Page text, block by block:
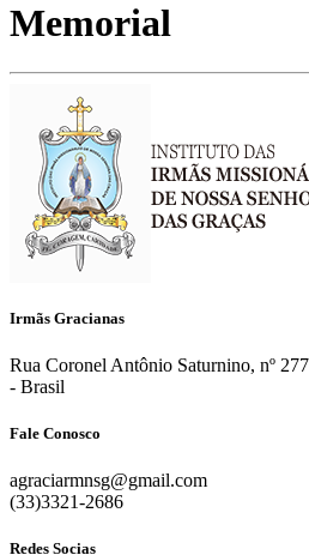
Memorial
Irmãs Gracianas
Rua Coronel Antônio Saturnino, nº
- Brasil
Fale Conosco
agraciarmnsg@gmail.com
(33)3321-2686
Redes Socias